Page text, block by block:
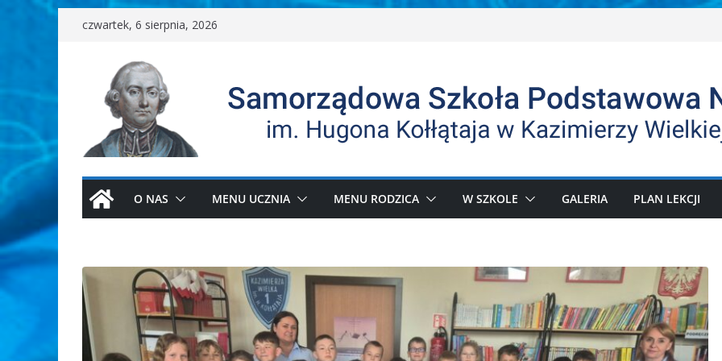
Przejdźczwartek, 6 sierpnia, 2026
O NAS MENU UCZNIA MENU RODZICA W SZKOLE GALERIA PLAN LEKCJI